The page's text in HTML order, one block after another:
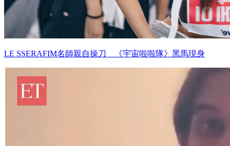
LE SSERAFIM名師親自操刀 《宇宙啦啦隊》黑馬現身